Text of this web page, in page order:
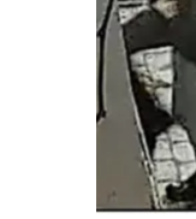
registre
mémoire
braquage